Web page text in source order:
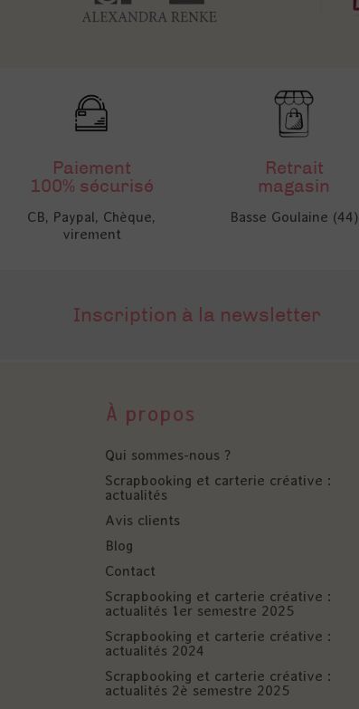
Paiement
100% sécurisé
CB, Paypal, Chèque,
virement
Retrait
magasin
Basse Goulaine (44)
Inscription à la newsletter
À propos
Qui sommes-nous ?
Scrapbooking et carterie créative :
actualités
Avis clients
Blog
Contact
Scrapbooking et carterie créative :
actualités 1er semestre 2025
Scrapbooking et carterie créative :
actualités 2024
Scrapbooking et carterie créative :
actualités 2è semestre 2025